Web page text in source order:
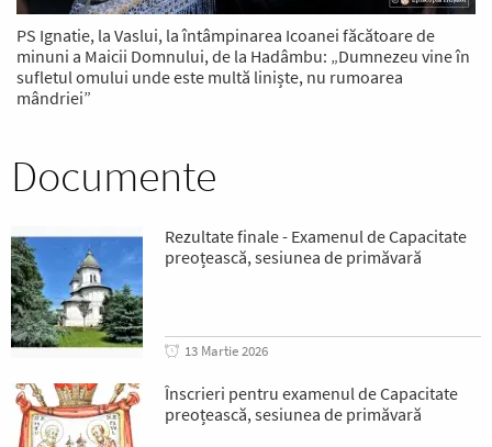
PS Ignatie, la Vaslui, la întâmpinarea Icoanei făcătoare de
minuni a Maicii Domnului, de la Hadâmbu: „Dumnezeu vine în
sufletul omului unde este multă liniște, nu rumoarea
mândriei”
Documente
Rezultate finale - Examenul de Capacitate
preoțească, sesiunea de primăvară
13 Martie 2026
Înscrieri pentru examenul de Capacitate
preoțească, sesiunea de primăvară